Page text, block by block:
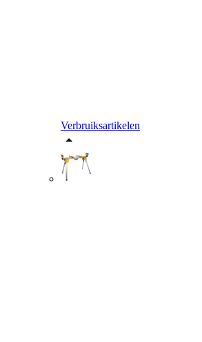
Verbruiksartikelen